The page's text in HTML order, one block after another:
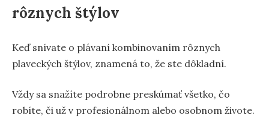
rôznych štýlov
Keď snívate o plávaní kombinovaním rôznych
plaveckých štýlov, znamená to, že ste dôkladní.
Vždy sa snažíte podrobne preskúmať všetko, čo
robíte, či už v profesionálnom alebo osobnom živote.